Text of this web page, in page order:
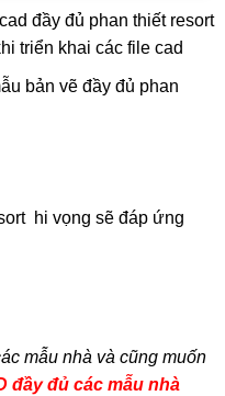
đầy đủ phan thiết resort
triển khai các file cad
bản vẽ đầy đủ phan
hi vọng sẽ đáp ứng
mẫu nhà và cũng muốn
đầy đủ các mẫu nhà